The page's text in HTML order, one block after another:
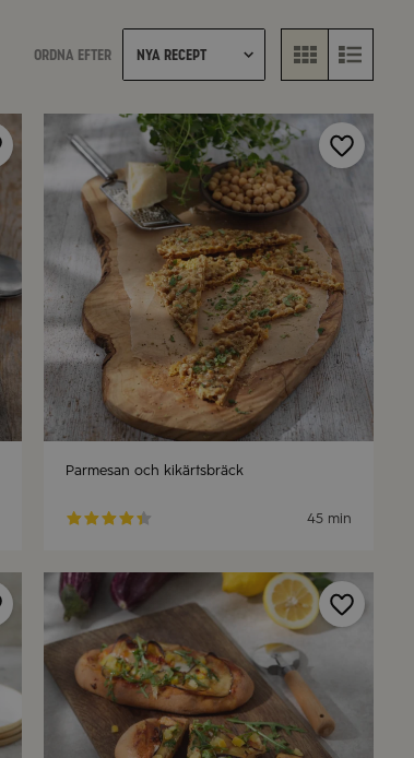
Ordna efter Nya recept
Parmesan och kikärtsbräck
45 min